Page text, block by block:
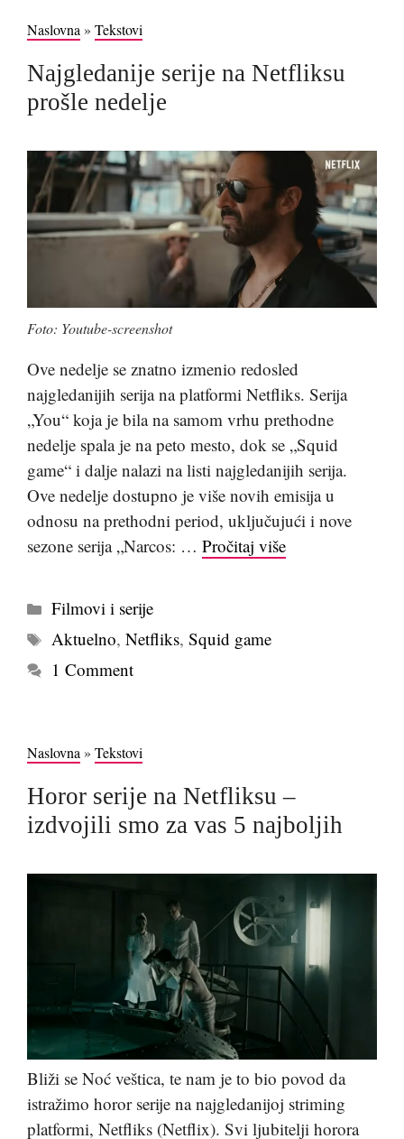
Naslovna » Tekstovi
Najgledanije serije na Netfliksu
prošle nedelje
Foto: Youtube-screenshot
Ove nedelje se znatno izmenio redosled
najgledanijih serija na platformi Netfliks. Serija
„You“ koja je bila na samom vrhu prethodne
nedelje spala je na peto mesto, dok se „Squid
game“ i dalje nalazi na listi najgledanijih serija.
Ove nedelje dostupno je više novih emisija u
odnosu na prethodni period, uključujući i nove
sezone serija „Narcos: … Pročitaj više
Kategorije
Filmovi i serije
Tags
Aktuelno,Netfliks,Squid game
1 Comment
Naslovna» Tekstovi
Horor serije na Netfliksu –
izdvojili smo za vas 5 najboljih
Bliži se Noć veštica, te nam je to bio povod da
istražimo horor serije na najgledanijoj striming
platformi, Netfliks (Netflix). Svi ljubitelji horora